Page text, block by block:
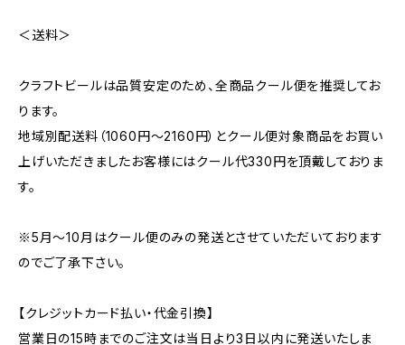
＜送料＞
クラフトビールは品質安定のため、全商品クール便を推奨してお
ります。
地域別配送料（1060円～2160円）とクール便対象商品をお買い
上げいただきましたお客様にはクール代330円を頂戴しておりま
す。
※5月～10月はクール便のみの発送とさせていただいております
のでご了承下さい。
【クレジットカード払い・代金引換】
営業日の15時までのご注文は当日より3日以内に発送いたしま